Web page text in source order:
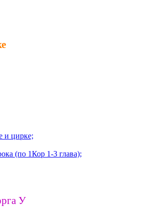
и цирке;
(по 1Кор 1-3 глава);
У